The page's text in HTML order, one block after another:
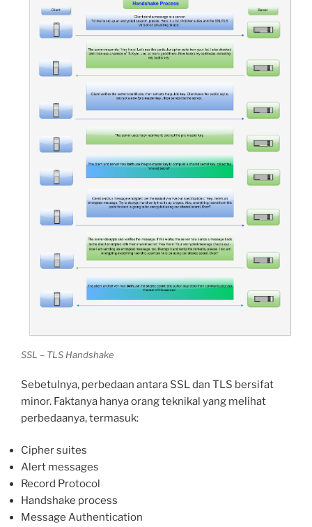
SSL – TLS Handshake
Sebetulnya, perbedaan antara SSL dan TLS bersifat
minor. Faktanya hanya orang teknikal yang melihat
perbedaanya, termasuk:
Cipher suites
Alert messages
Record Protocol
Handshake process
Message Authentication